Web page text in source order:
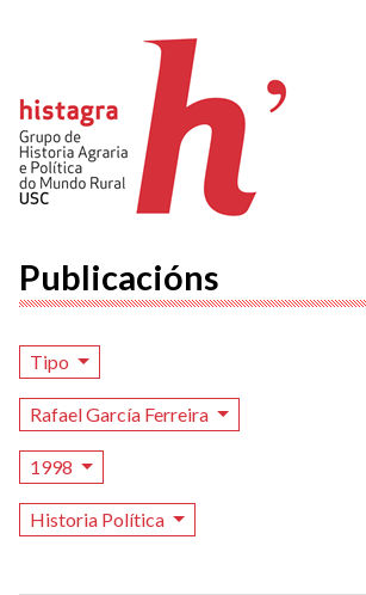
Publicacións
Tipo
Rafael García Ferreira
1998
Historia Política